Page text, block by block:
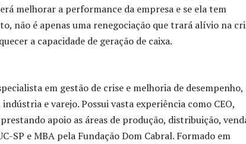
melhorar a performance da empresa e se ela tem
não é apenas uma renegociação que trará alívio na
a capacidade de geração de caixa.
em gestão de crise e melhoria de desempenho,
e varejo. Possui vasta experiência como CEO,
apoio as áreas de produção, distribuição,
SP e MBA pela Fundação Dom Cabral. Formado em